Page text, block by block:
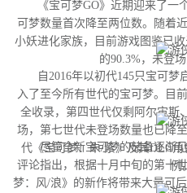
《宝可梦GO》近期迎来了一
可梦数量首次降至两位数。随着
小妖进化家族，目前游戏图鉴已
的90.3%，未登
自2016年以初代145只宝可梦
入了至今所有世代的宝可梦。目
全收录，第四世代仅剩阿尔宙斯
场，第七世代未登场数量也已降
代《宝可梦：朱/紫》及其DLC
例
尽管全新宝可梦的储备逐渐见
评论指出，根据十月中旬的第十
梦：风/浪》的新作将带来大量可